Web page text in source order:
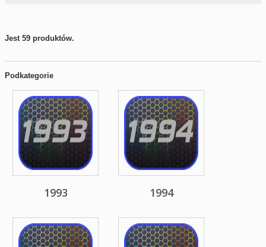
Jest 59 produktów.
Podkategorie
1993 1994